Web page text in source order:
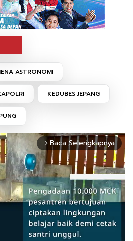
ASTRONOMI
KEDUBES JEPANG
arrow_forward_ios Baca Selengkapnya